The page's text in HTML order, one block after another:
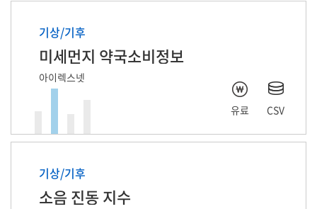
기상/기후
미세먼지 약국소비정보
아이렉스넷
유료 CSV
기상/기후
소음 진동 지수